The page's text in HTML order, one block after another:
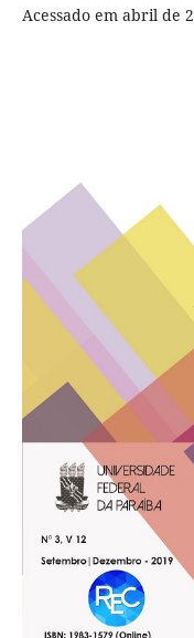
Acessado em abril de